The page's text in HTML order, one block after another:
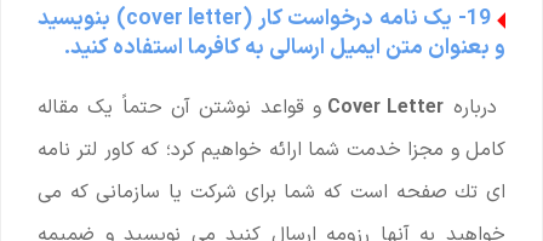
19- یک نامه درخواست کار (cover letter) بنویسید
و بعنوان متن ایمیل ارسالی به کافرما استفاده کنید.
درباره Cover Letter و قواعد نوشتن آن حتماً یک مقاله
کامل و مجزا خدمت شما ارائه خواهیم کرد؛ که كاور لتر نامه
ای تك صفحه است كه شما برای شرکت يا سازمانى كه می
خواهید به آنها رزومه ارسال کنید می نويسيد و ضميمه